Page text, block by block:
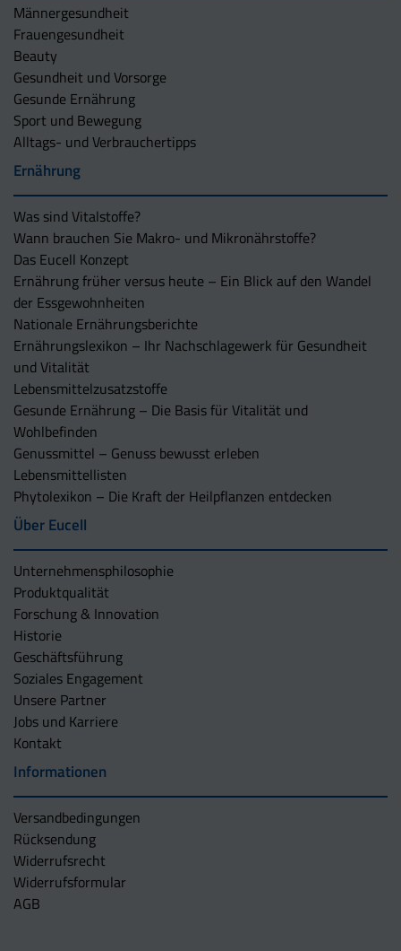
Männergesundheit
Frauengesundheit
Beauty
Gesundheit und Vorsorge
Gesunde Ernährung
Sport und Bewegung
Alltags- und Verbrauchertipps
Ernährung
Was sind Vitalstoffe?
Wann brauchen Sie Makro- und Mikronährstoffe?
Das Eucell Konzept
Ernährung früher versus heute – Ein Blick auf den Wandel
der Essgewohnheiten
Nationale Ernährungsberichte
Ernährungslexikon – Ihr Nachschlagewerk für Gesundheit
und Vitalität
Lebensmittelzusatzstoffe
Gesunde Ernährung – Die Basis für Vitalität und
Wohlbefinden
Genussmittel – Genuss bewusst erleben
Lebensmittellisten
Phytolexikon – Die Kraft der Heilpflanzen entdecken
Über Eucell
Unternehmens­philosophie
Produktqualität
Forschung & Innovation
Historie
Geschäftsführung
Soziales Engagement
Unsere Partner
Jobs und Karriere
Kontakt
Informationen
Versandbedingungen
Rücksendung
Widerrufsrecht
Widerrufsformular
AGB